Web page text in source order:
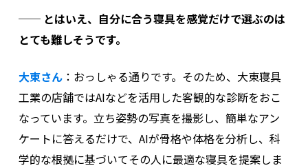
── とはいえ、自分に合う寝具を感覚だけで選ぶのは
とても難しそうです。
大東さん： おっしゃる通りです。そのため、大東寝具
工業の店舗ではAIなどを活用した客観的な診断をおこ
なっています。立ち姿勢の写真を撮影し、簡単なアン
ケートに答えるだけで、AIが骨格や体格を分析し、科
学的な根拠に基づいてその人に最適な寝具を提案しま